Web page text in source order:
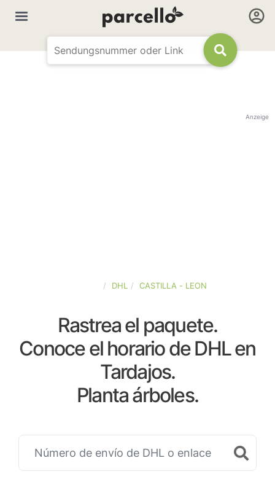
Anzeige
DHL CASTILLA - LEON
Rastrea el paquete.
Conoce el horario de DHL en
Tardajos.
Planta árboles.